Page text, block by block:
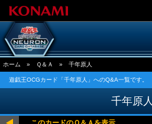
ホーム » Ｑ＆Ａ » 千年原人
遊戯王OCGカード「千年原人」へのQ&A一覧です。
千年原人